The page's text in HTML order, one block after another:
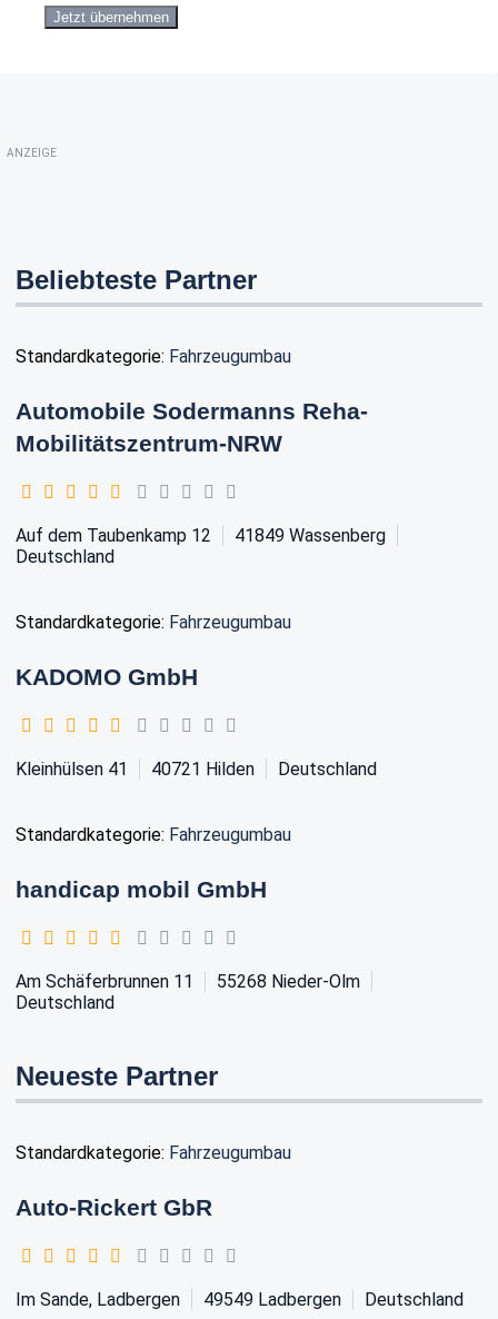
Jetzt übernehmen
ANZEIGE
Beliebteste Partner
Standardkategorie: Fahrzeugumbau
Automobile Sodermanns Reha-
Mobilitätszentrum-NRW
Auf dem Taubenkamp 12 41849 Wassenberg
Deutschland
Standardkategorie: Fahrzeugumbau
KADOMO GmbH
Kleinhülsen 41 40721 Hilden Deutschland
Standardkategorie: Fahrzeugumbau
handicap mobil GmbH
Am Schäferbrunnen 11 55268 Nieder-Olm
Deutschland
Neueste Partner
Standardkategorie: Fahrzeugumbau
Auto-Rickert GbR
Im Sande, Ladbergen 49549 Ladbergen Deutschland